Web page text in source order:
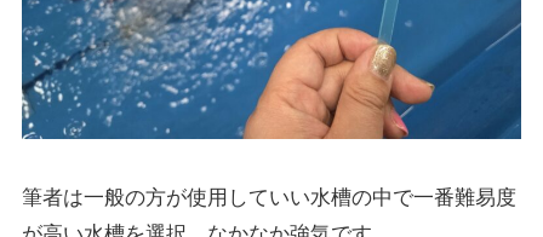
筆者は一般の方が使用していい水槽の中で一番難易度